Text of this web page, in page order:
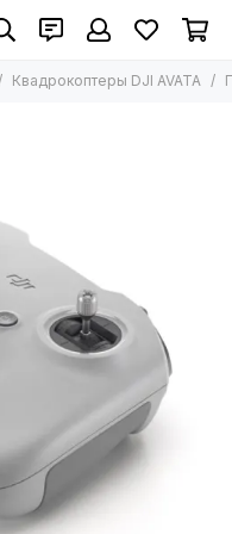
Квадрокоптеры DJI AVATA